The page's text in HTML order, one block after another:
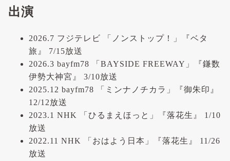
出演
2026.7 フジテレビ 「ノンストップ！」『ベタ
旅』 7/15放送
2026.3 bayfm78 「BAYSIDE FREEWAY」『鎌数
伊勢大神宮』 3/10放送
2025.12 bayfm78 「ミンナノチカラ」『御朱印』
12/12放送
2023.1 NHK 「ひるまえほっと」『落花生』 1/10
放送
2022.11 NHK 「おはよう日本」『落花生』 11/26
放送